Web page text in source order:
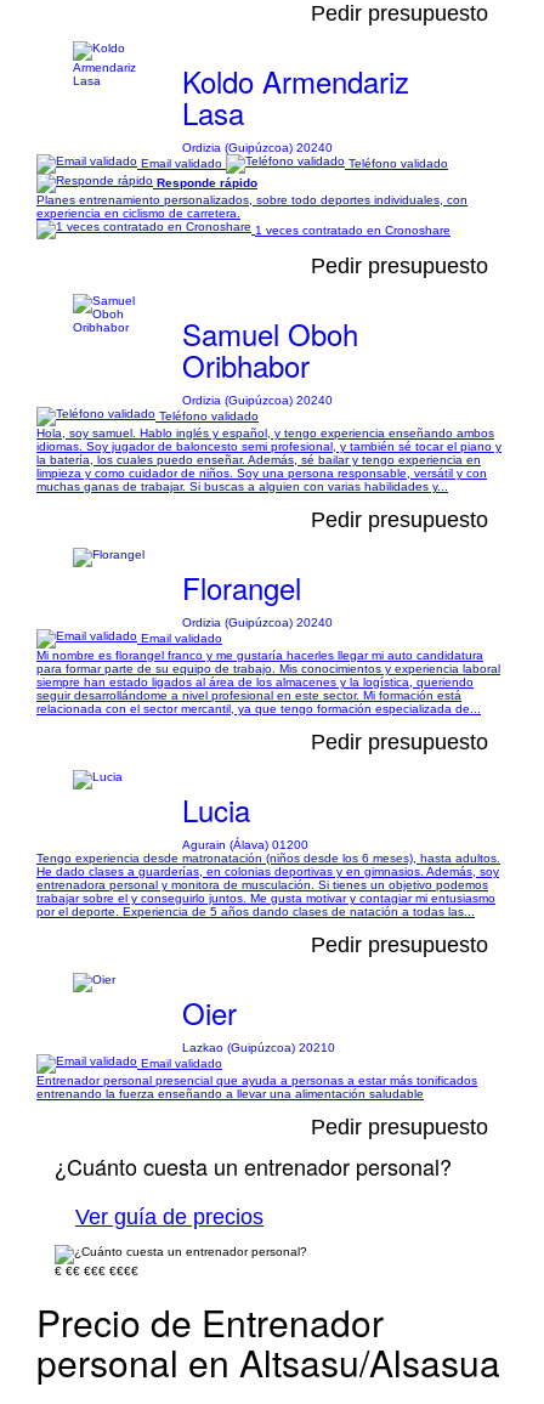
Pedir presupuesto
Koldo Armendariz
Lasa
Ordizia (Guipúzcoa) 20240
Email validado
Teléfono validado
Responde rápido
Planes entrenamiento personalizados, sobre todo deportes individuales, con
experiencia en ciclismo de carretera.
1 veces contratado en Cronoshare
Pedir presupuesto
Samuel Oboh
Oribhabor
Ordizia (Guipúzcoa) 20240
Teléfono validado
Hola, soy samuel. Hablo inglés y español, y tengo experiencia enseñando ambos
idiomas. Soy jugador de baloncesto semi profesional, y también sé tocar el piano y
la batería, los cuales puedo enseñar. Además, sé bailar y tengo experiencia en
limpieza y como cuidador de niños. Soy una persona responsable, versátil y con
muchas ganas de trabajar. Si buscas a alguien con varias habilidades y...
Pedir presupuesto
Florangel
Ordizia (Guipúzcoa) 20240
Email validado
Mi nombre es florangel franco y me gustaría hacerles llegar mi auto candidatura
para formar parte de su equipo de trabajo. Mis conocimientos y experiencia laboral
siempre han estado ligados al área de los almacenes y la logística, queriendo
seguir desarrollándome a nivel profesional en este sector. Mi formación está
relacionada con el sector mercantil, ya que tengo formación especializada de...
Pedir presupuesto
Lucia
Agurain (Álava) 01200
Tengo experiencia desde matronatación (niños desde los 6 meses), hasta adultos.
He dado clases a guarderías, en colonias deportivas y en gimnasios. Además, soy
entrenadora personal y monitora de musculación. Si tienes un objetivo podemos
trabajar sobre el y conseguirlo juntos. Me gusta motivar y contagiar mi entusiasmo
por el deporte. Experiencia de 5 años dando clases de natación a todas las...
Pedir presupuesto
Oier
Lazkao (Guipúzcoa) 20210
Email validado
Entrenador personal presencial que ayuda a personas a estar más tonificados
entrenando la fuerza enseñando a llevar una alimentación saludable
Pedir presupuesto
¿Cuánto cuesta un entrenador personal?
Ver guía de precios
€ €€ €€€ €€€€
Precio de Entrenador
personal en Altsasu/Alsasua